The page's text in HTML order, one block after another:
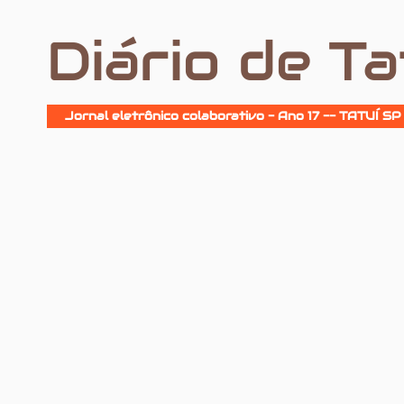
Diário de
Jornal eletrônico colaborativo - Ano 17 -- TATUÍ SP